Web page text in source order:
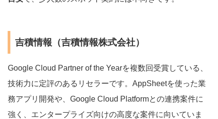
吉積情報（吉積情報株式会社）
Google Cloud Partner of the Yearを複数回受賞している、
技術力に定評のあるリセラーです。AppSheetを使った業
務アプリ開発や、Google Cloud Platformとの連携案件に
強く、エンタープライズ向けの高度な案件に向いていま